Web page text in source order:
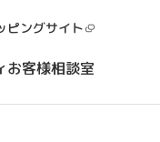
ピングサイト
お客様相談室